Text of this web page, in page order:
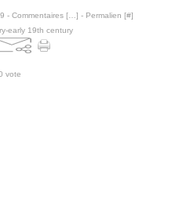
- Commentaires [ ] - Permalien [#]
early 19th century
vote